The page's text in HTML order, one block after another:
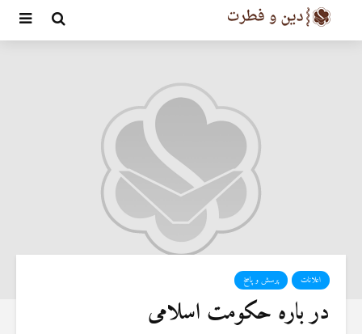
اعلانات پرسش و پاسخ
در باره حکومت اسلامی